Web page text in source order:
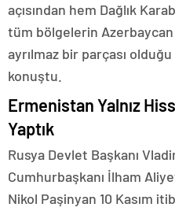
açısından hem Dağlık
tüm bölgelerin
ayrılmaz bir parçası
konuştu.
Ermenistan Yalnız
Yaptık
Rusya Devlet Başkanı
Cumhurbaşkanı İlham
Nikol Paşinyan 10 Kasım